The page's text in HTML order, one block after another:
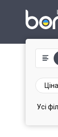
Ціна
Усі